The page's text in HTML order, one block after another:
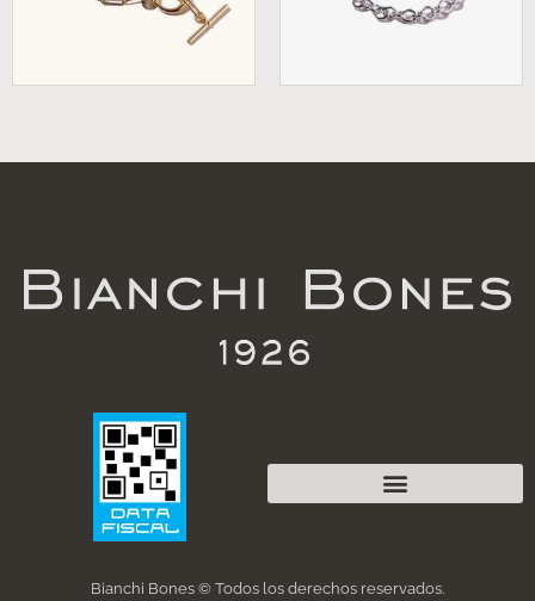
Bianchi Bones © Todos los derechos reservados.